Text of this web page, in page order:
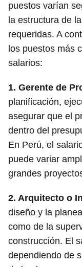
puestos varían
la estructura de
requeridas. A
los puestos más
salarios:
1. Gerente de
planificación,
asegurar que el
dentro del
En Perú, el
puede variar
grandes
2. Arquitecto o
diseño y la
como de la
construcción. El
dependiendo de